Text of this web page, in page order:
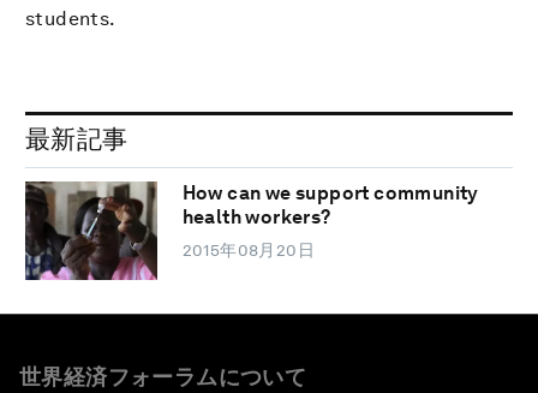
students.
最新記事
How can we support community
health workers?
2015年08月20日
世界経済フォーラムについて